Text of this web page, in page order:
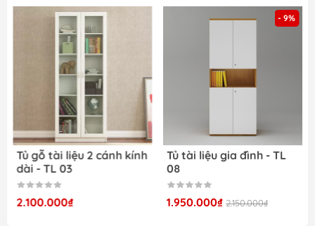
Tủ gỗ tài liệu 2 cánh kính
dài - TL 03
2.100.000₫
- 9%
Tủ tài liệu gia đình - TL
08
1.950.000₫ 2.150.000₫